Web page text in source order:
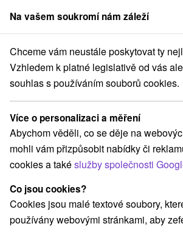
člen skupinySorger
Vánoční pobyty Stredné Slovensko
Vánoční pobyty Jasná
Kategorie
Všechny kategorie
Pobyty v akci(10)
Wellness pobyty(11) Víkendové
Romantické pobyty
Rodinné pobyty(11)
Na vašem soukromí nám záleží
Chceme vám neustále poskytovat ty
Vzhledem k platné legislativě od vás
souhlas s používáním souborů cookies.
Více o personalizaci a měření
Abychom věděli, co se děje na
mohli vám přizpůsobit nabídky či
cookies a takéslužby společnosti
Co jsou cookies?
Cookies jsou malé textové soubory,
používány webovými stránkami, aby